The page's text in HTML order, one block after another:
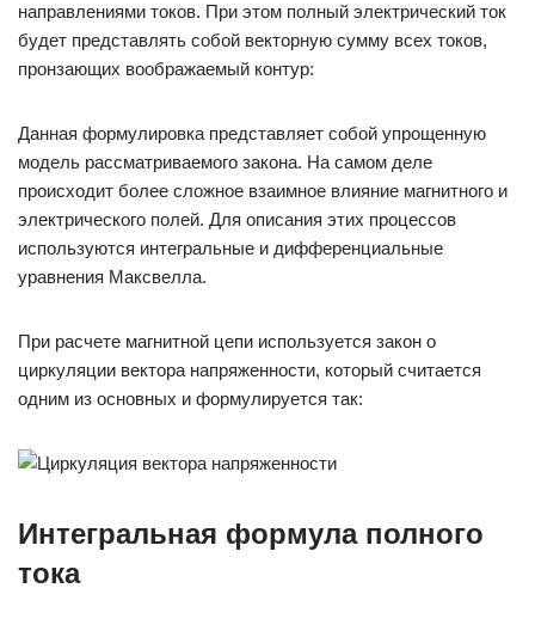
направлениями токов. При этом полный электрический ток
будет представлять собой векторную сумму всех токов,
пронзающих воображаемый контур:
Данная формулировка представляет собой упрощенную
модель рассматриваемого закона. На самом деле
происходит более сложное взаимное влияние магнитного и
электрического полей. Для описания этих процессов
используются интегральные и дифференциальные
уравнения Максвелла.
При расчете магнитной цепи используется закон о
циркуляции вектора напряженности, который считается
одним из основных и формулируется так:
Интегральная формула полного
тока